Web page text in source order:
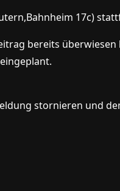
17c)
bereits
stornieren und